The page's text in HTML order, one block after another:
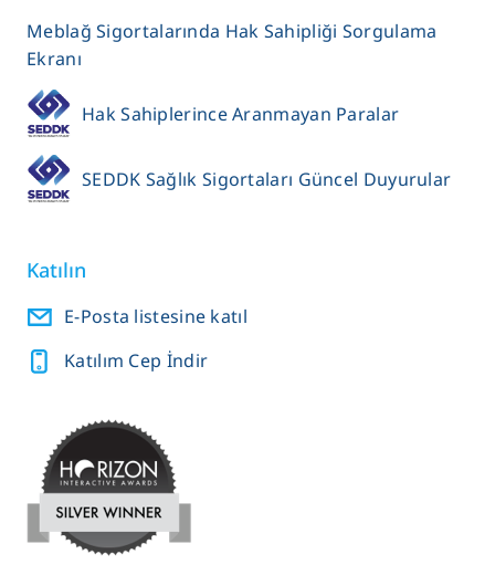
Meblağ Sigortalarında Hak Sahipliği Sorgulama
Ekranı
Hak Sahiplerince Aranmayan Paralar
SEDDK Sağlık Sigortaları Güncel Duyurular
Katılın
E-Posta listesine katıl
Katılım Cep İndir